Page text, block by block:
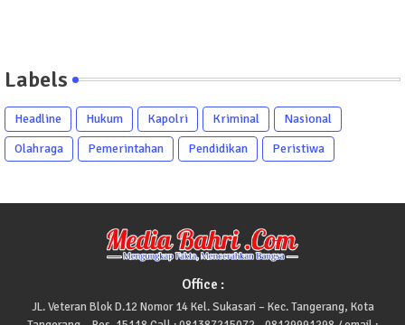
Labels
Headline Hukum Kapolri Kriminal
Nasional
Olahraga
Pemerintahan Pendidikan Peristiwa
Office :
JL. Veteran Blok D.12 Nomor 14 Kel. Sukasari – Kec. Tangerang, Kota